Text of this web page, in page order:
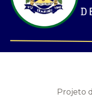
Projeto